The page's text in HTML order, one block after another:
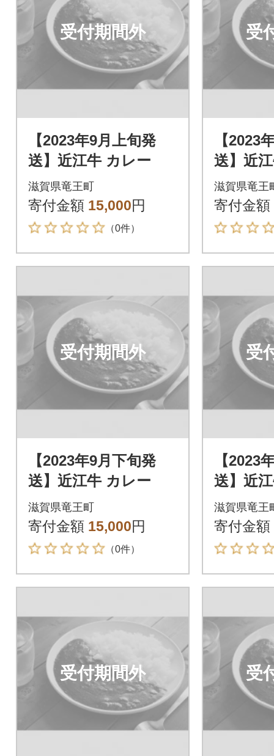
受付期間外
【2023年9月上旬発
送】近江牛 カレー
滋賀県竜王町
寄付金額 15,000円
（0件）
受
【2023
送】近
滋賀県竜王
寄付金額
受付期間外
【2023年9月下旬発
送】近江牛 カレー
滋賀県竜王町
寄付金額 15,000円
（0件）
受
【2023
送】近
滋賀県竜王
寄付金額
受付期間外 受